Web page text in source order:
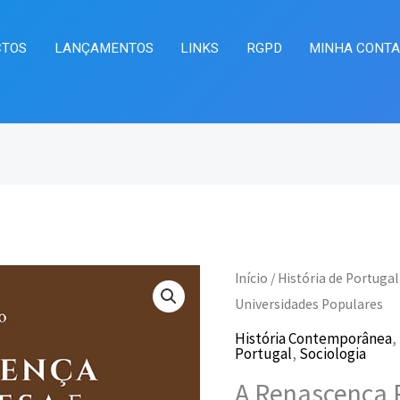
LANÇAMENTOS LINKS RGPD MINHA CONTA
Início / História de Portugal
Universidades Populares
História Contemporânea,
Portugal, Sociologia
A Renascença
O
preço
original
O
Quantidade
de
A
Renascença
Portuguesa